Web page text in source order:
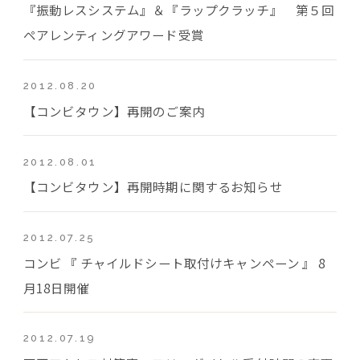
『振動レスシステム』＆『ラップクラッチ』 第５回
ペアレンティングアワード受賞
2012.08.20
【コンビタウン】再開のご案内
2012.08.01
【コンビタウン】再開時期に関するお知らせ
2012.07.25
コンビ 『 チャイルドシート取付けキャンペーン 』 8
月18日開催
2012.07.19